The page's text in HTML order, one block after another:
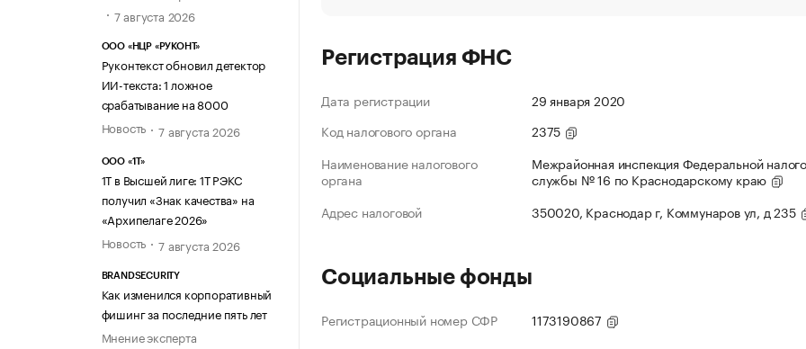
7 августа 2026
ООО «НЦР «РУКОНТ»
Руконтекст обновил детектор
ИИ-текста: 1 ложное
срабатывание на 8000
Новость
7 августа 2026
ООО «1Т»
1Т в Высшей лиге: 1Т РЭКС
получил «Знак качества» на
«Архипелаге 2026»
Новость
7 августа 2026
BRANDSECURITY
Как изменился корпоративный
фишинг за последние пять лет
Мнение эксперта
Регистрация ФНС
Дата регистрации
29 января 2020
Код налогового органа
2375
Наименование налогового
органа
Межрайонная инспекция Федеральной
службы № 16 по Краснодарскому краю
Адрес налоговой
350020, Краснодар г, Коммунаров ул, д 235
Социальные фонды
Регистрационный номер СФР 1173190867